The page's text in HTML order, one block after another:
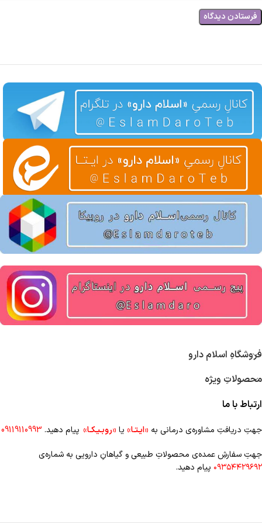
فروشگاهِ اسلام دارو
محصولاتِ ویژه
ارتباط با ما
جهتِ دریافتِ مشاوره‌ی درمانی به «ایـتـا» یا «روبـیـکـا» پیام دهید. 09119110993
جهتِ سفارشِ عمده‌‌ی محصولاتِ طبیعی و گیاهانِ دارویی به شماره‌ی
۰۹۳۵۴۴۲۹۶۹۲ پیام دهید.